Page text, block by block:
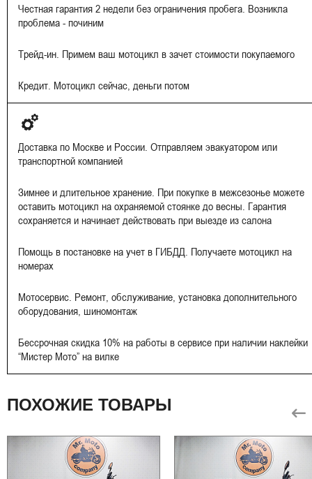
Честная гарантия 2 недели без ограничения пробега. Возникла
проблема - починим
Трейд-ин. Примем ваш мотоцикл в зачет стоимости покупаемого
Кредит. Мотоцикл сейчас, деньги потом
Доставка по Москве и России. Отправляем эвакуатором или
транспортной компанией
Зимнее и длительное хранение. При покупке в межсезонье можете
оставить мотоцикл на охраняемой стоянке до весны. Гарантия
сохраняется и начинает действовать при выезде из салона
Помощь в постановке на учет в ГИБДД. Получаете мотоцикл на
номерах
Мотосервис. Ремонт, обслуживание, установка дополнительного
оборудования, шиномонтаж
Бессрочная скидка 10% на работы в сервисе при наличии наклейки
“Мистер Мото” на вилке
ПОХОЖИЕ ТОВАРЫ